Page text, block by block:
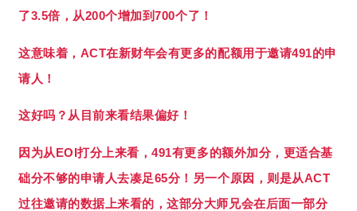
了3.5倍，从200个增加到700个了！
这意味着，ACT在新财年会有更多的配额用于邀请491的申
请人！
这好吗？从目前来看结果偏好！
因为从EOI打分上来看，491有更多的额外加分，更适合基
础分不够的申请人去凑足65分！另一个原因，则是从ACT
过往邀请的数据上来看的，这部分大师兄会在后面一部分